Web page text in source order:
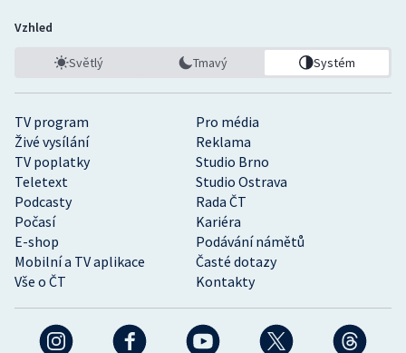
TV program
Pro média
Živé vysílání
Reklama
TV poplatky
Studio Brno
Teletext
Studio Ostrava
Podcasty
Rada ČT
Počasí
Kariéra
E-shop
Podávání námětů
Mobilní a TV aplikace
Časté dotazy
Vše o ČT
Kontakty
Vzhled
Světlý Tmavý Systém